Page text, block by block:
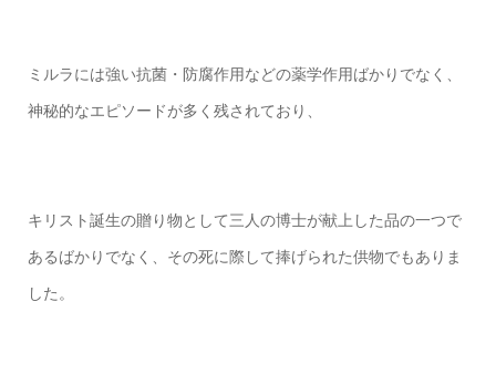
ミルラには強い抗菌・防腐作用などの薬学作用ばかりでなく、
神秘的なエピソードが多く残されており、
キリスト誕生の贈り物として三人の博士が献上した品の一つで
あるばかりでなく、その死に際して捧げられた供物でもありま
した。